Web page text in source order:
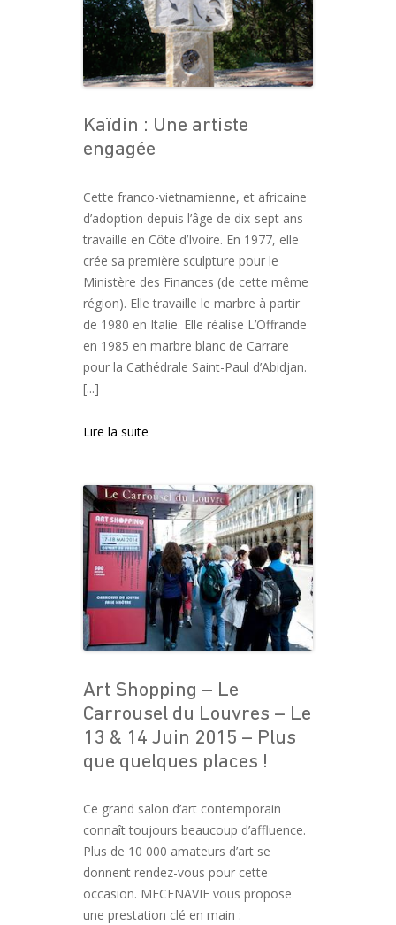
Kaïdin : Une artiste
engagée
Cette franco-vietnamienne, et africaine
d’adoption depuis l’âge de dix-sept ans
travaille en Côte d’Ivoire. En 1977, elle
crée sa première sculpture pour le
Ministère des Finances (de cette même
région). Elle travaille le marbre à partir
de 1980 en Italie. Elle réalise L’Offrande
en 1985 en marbre blanc de Carrare
pour la Cathédrale Saint-Paul d’Abidjan.
[...]
Lire la suite
Art Shopping – Le
Carrousel du Louvres – Le
13 & 14 Juin 2015 – Plus
que quelques places !
Ce grand salon d’art contemporain
connaît toujours beaucoup d’affluence.
Plus de 10 000 amateurs d’art se
donnent rendez-vous pour cette
occasion. MECENAVIE vous propose
une prestation clé en main :